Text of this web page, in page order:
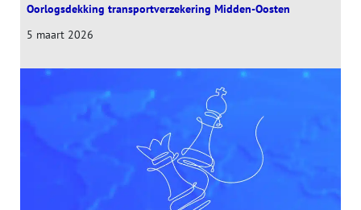
Oorlogsdekking transportverzekering Midden-Oosten
5 maart 2026